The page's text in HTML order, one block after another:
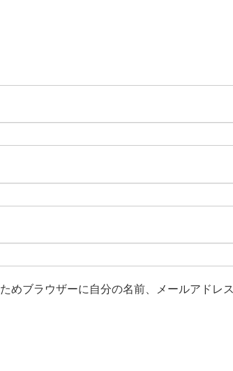
めブラウザーに自分の名前、メールアドレ